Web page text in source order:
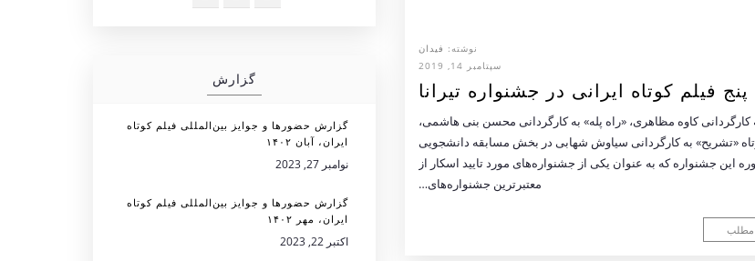
نوشته: فیدان
سپتامبر 14, 2019
پنج فیلم کوتاه ایرانی در جشنواره تیرانا
«شهربازی» به کارگردانی کاوه مظاهری، «راه پله» به کارگردانی محسن بنی هاشمی،
«تشریح» به کارگردانی سیاوش شهابی در بخش مسابقه دانشجویی
این جشنواره که به عنوان یکی از جشنواره‌های مورد تایید اسکار از
معتبرترین جشنواره‌های…
مطلب
گزارش
گزارش حضورها و جوایز بین‌المللی فیلم کوتاه
ایران، آبان ۱۴۰۲
نوامبر 27, 2023
گزارش حضورها و جوایز بین‌المللی فیلم کوتاه
ایران، مهر ۱۴۰۲
اکتبر 22, 2023